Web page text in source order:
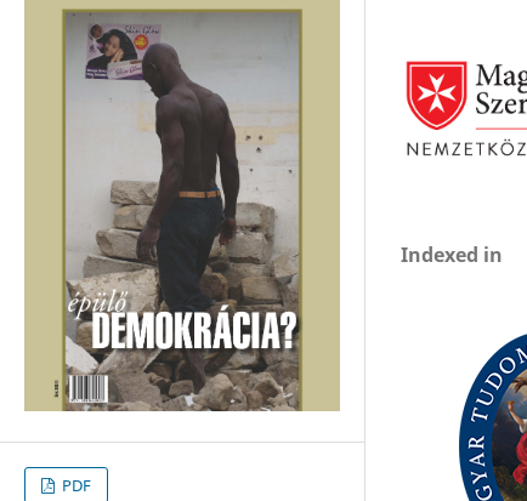
PDF
Indexed in